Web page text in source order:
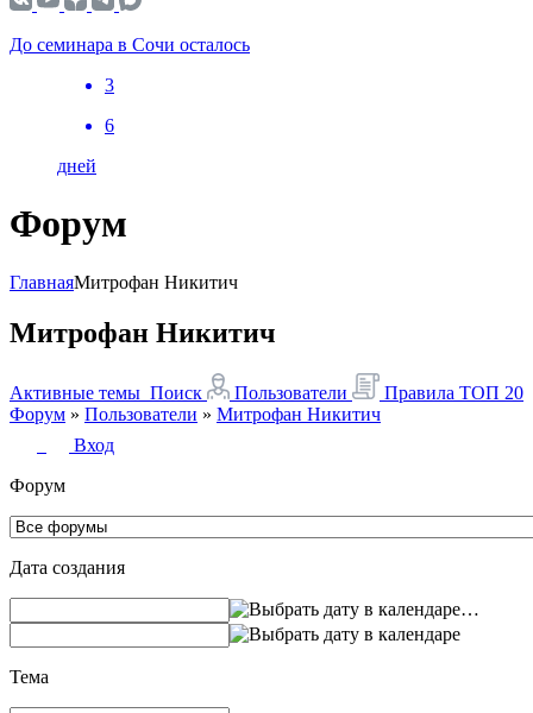
До семинара в Сочи осталось
3
6
дней
Форум
ГлавнаяМитрофан Никитич
Митрофан Никитич
Активные темы Поиск Пользователи Правила ТОП 20
Форум » Пользователи » Митрофан Никитич
Вход
Форум
Дата создания
…
Тема